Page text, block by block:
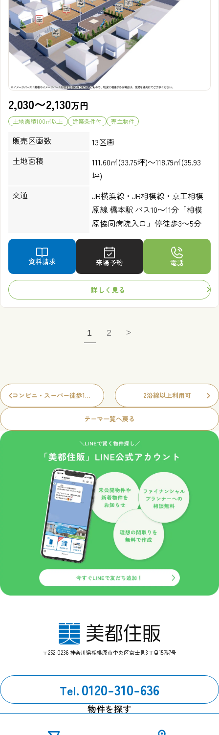
2,030〜2,130万円
土地面積100㎡以上 建築条件付 売主物件
販売区画数
13区画
土地面積
111.60㎡(33.75坪)～118.79㎡(35.93
坪)
交通
JR横浜線・JR相模線・京王相模
原線 橋本駅 バス10～11分「相模
原協同病院入口」停徒歩3～5分
資料請求 来場予約 電話
詳しく見る
1 2 >
コンビニ・スーパー徒歩10分圏内
テーマ一覧へ戻る
2沿線以上利用可
〒252-0236 神奈川県相模原市中央区富士見3丁目15番7号
Tel. 0120-310-636
物件を探す